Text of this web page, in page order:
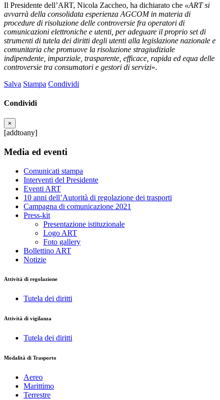
Il Presidente dell’ART, Nicola Zaccheo, ha dichiarato che «ART si
avvarrà della consolidata esperienza AGCOM in materia di
procedure di risoluzione delle controversie fra operatori di
comunicazioni elettroniche e utenti, per adeguare il proprio set di
strumenti di tutela dei diritti degli utenti alla legislazione nazionale e
comunitaria che promuove la risoluzione stragiudiziale
indipendente, imparziale, trasparente, efficace, rapida ed equa delle
controversie tra consumatori e gestori di servizi».
Salva Stampa Condividi
Condividi
×
[addtoany]
Media ed eventi
Comunicati stampa
Interventi del Presidente
Eventi ART
10 anni dell’Autorità di regolazione dei trasporti
Campagna di comunicazione 2021
Press-kit
Presentazione istituzionale
Logo ART
Foto gallery
Bollettino ART
Notizie
Attività di regolazione
Tutela dei diritti
Attività di vigilanza
Tutela dei diritti
Modalità di Trasporto
Aereo
Marittimo
Terrestre